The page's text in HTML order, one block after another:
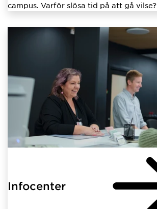
campus. Varför slösa tid på att gå vilse?
Infocenter